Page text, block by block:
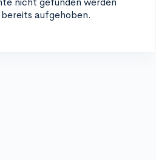
aufgehoben.